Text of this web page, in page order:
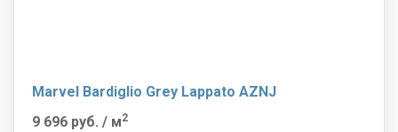
Marvel Bardiglio Grey Lappato AZNJ
9 696 руб. / м2